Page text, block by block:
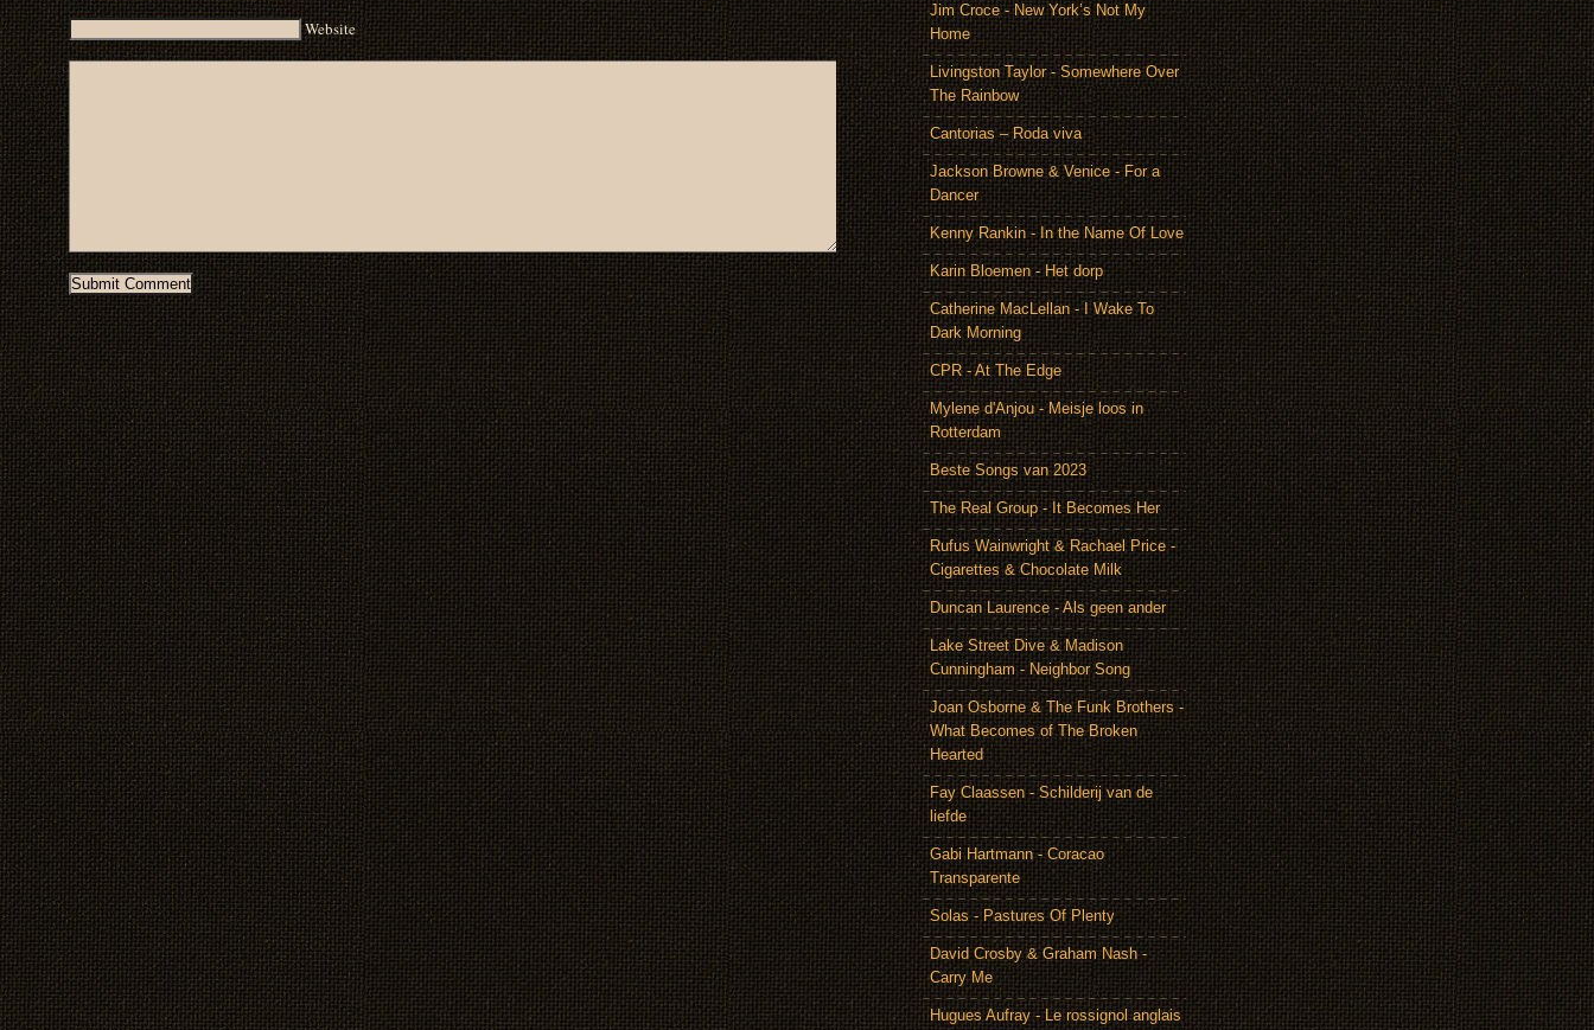
Website
Jim Croce - New York’s Not My
Home
Livingston Taylor - Somewhere Over
The Rainbow
Cantorias – Roda viva
Jackson Browne & Venice - For a
Dancer
Kenny Rankin - In the Name Of Love
Karin Bloemen - Het dorp
Catherine MacLellan - I Wake To
Dark Morning
CPR - At The Edge
Mylene d'Anjou - Meisje loos in
Rotterdam
Beste Songs van 2023
The Real Group - It Becomes Her
Rufus Wainwright & Rachael Price -
Cigarettes & Chocolate Milk
Duncan Laurence - Als geen ander
Lake Street Dive & Madison
Cunningham - Neighbor Song
Joan Osborne & The Funk Brothers -
What Becomes of The Broken
Hearted
Fay Claassen - Schilderij van de
liefde
Gabi Hartmann - Coracao
Transparente
Solas - Pastures Of Plenty
David Crosby & Graham Nash -
Carry Me
Hugues Aufray - Le rossignol anglais